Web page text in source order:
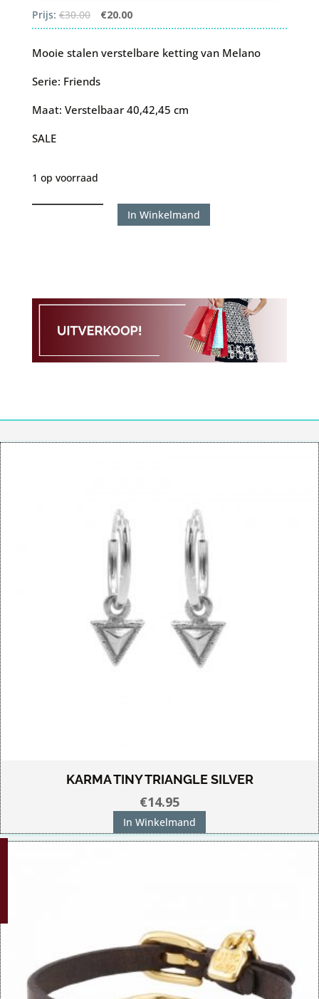
Prijs: €30.00
Oorspronkelijke
prijs
was:
€20.00Huidige
prijs
is:
Mooie stalen verstelbare ketting van Melano
Serie: Friends
Maat: Verstelbaar 40,42,45 cm
SALE
1 op voorraad
In Winkelmand
KARMA TINY TRIANGLE SILVER
€14.95
In Winkelmand